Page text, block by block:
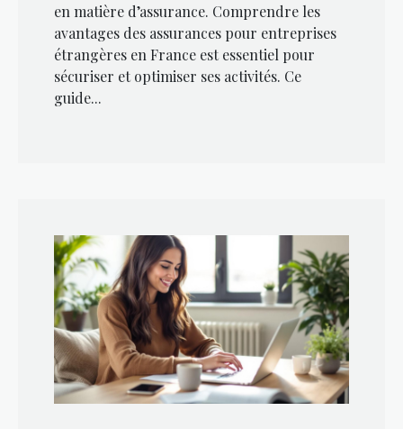
en matière d’assurance. Comprendre les
avantages des assurances pour entreprises
étrangères en France est essentiel pour
sécuriser et optimiser ses activités. Ce
guide...